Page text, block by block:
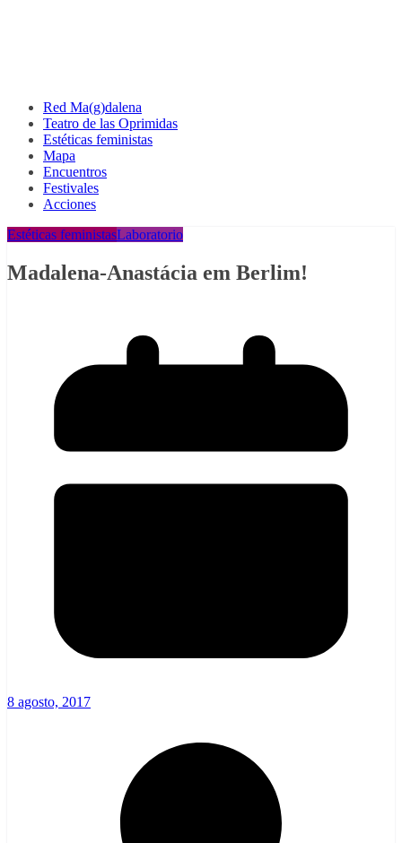
Red Ma(g)dalena
Teatro de las Oprimidas
Estéticas feministas
Mapa
Encuentros
Festivales
Acciones
Estéticas feministasLaboratorio
Madalena-Anastácia em Berlim!
8 agosto, 2017